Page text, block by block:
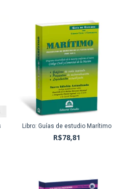
Libro: Guías de estudio Marítimo
R$78,81